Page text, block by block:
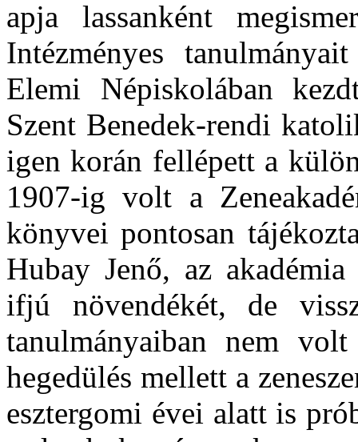
apja lassanként
Intézményes
Elemi Népis­kolában
Szent Benedek-rendi
igen korán fellépett a
1907-ig volt a
könyvei pontosan
Hubay Jenő, az
ifjú növendékét, de
tanulmánya­iban nem
hegedülés mellett a
eszter­gomi évei alatt is